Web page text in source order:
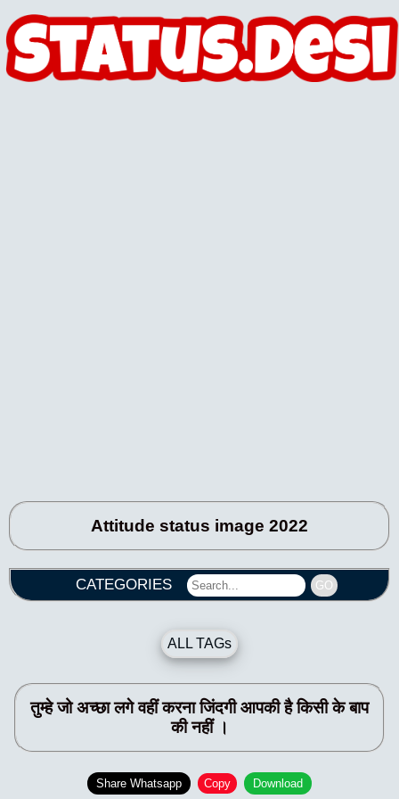
Attitude status image 2022
CATEGORIES GO
ALL TAGs
तुम्हे जो अच्छा लगे वहीं करना जिंदगी आपकी है किसी के बाप
की नहीं ।
Share Whatsapp Copy Download